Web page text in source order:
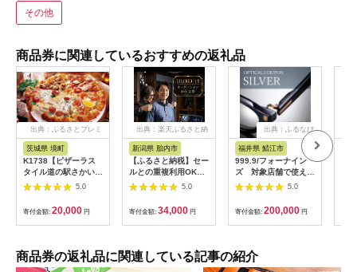
その他
商品券に関連しているおすすめの返礼品
出典：ふるさとプレミ
アム
茨城県 境町
K1738【ピザーラス
タイル道の駅さかい店
限定】ピザーラ利用券
(6,000円相当)
5.0
寄付金額: 20,000 円
出典：楽天ふるさと納
税
新潟県 胎内市
【ふるさと納税】セー
ルとの重複利用OK
10,000円相当オーダ
ーシャツお仕立券【ビ
ッグヴィジョン】
5.0
寄付金額: 34,000 円
出典：ふるなび
福井県 鯖江市
999.9/フォーナイン
ズ 対象店舗で使える
眼鏡引換券（6万円相
当）Silver np m [N-
5.0
寄付金額: 200,000 円
商品券の返礼品に関連している記事の紹介